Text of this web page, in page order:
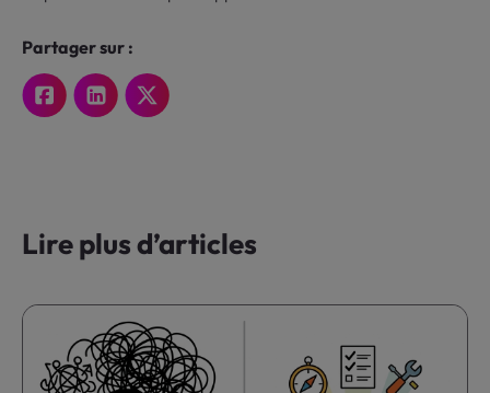
Partager sur :
Lire plus d’articles